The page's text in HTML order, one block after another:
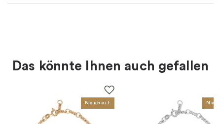
: Infinity
Das könnte Ihnen auch gefallen
Neuheit